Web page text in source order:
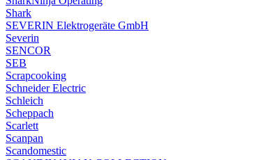
Shark
SEVERIN Elektrogeräte GmbH
Severin
SENCOR
SEB
Scrapcooking
Schneider Electric
Schleich
Scheppach
Scarlett
Scanpan
Scandomestic